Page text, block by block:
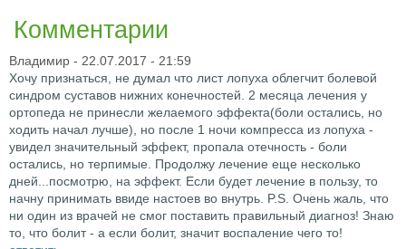
Комментарии
Владимир - 22.07.2017 - 21:59
Хочу признаться, не думал что лист лопуха облегчит болевой
синдром суставов нижних конечностей. 2 месяца лечения у
ортопеда не принесли желаемого эффекта(боли остались, но
ходить начал лучше), но после 1 ночи компресса из лопуха -
увидел значительный эффект, пропала отечность - боли
остались, но терпимые. Продолжу лечение еще несколько
дней...посмотрю, на эффект. Если будет лечение в пользу, то
начну принимать ввиде настоев во внутрь. P.S. Очень жаль, что
ни один из врачей не смог поставить правильный диагноз! Знаю
то, что болит - а если болит, значит воспаление чего то!